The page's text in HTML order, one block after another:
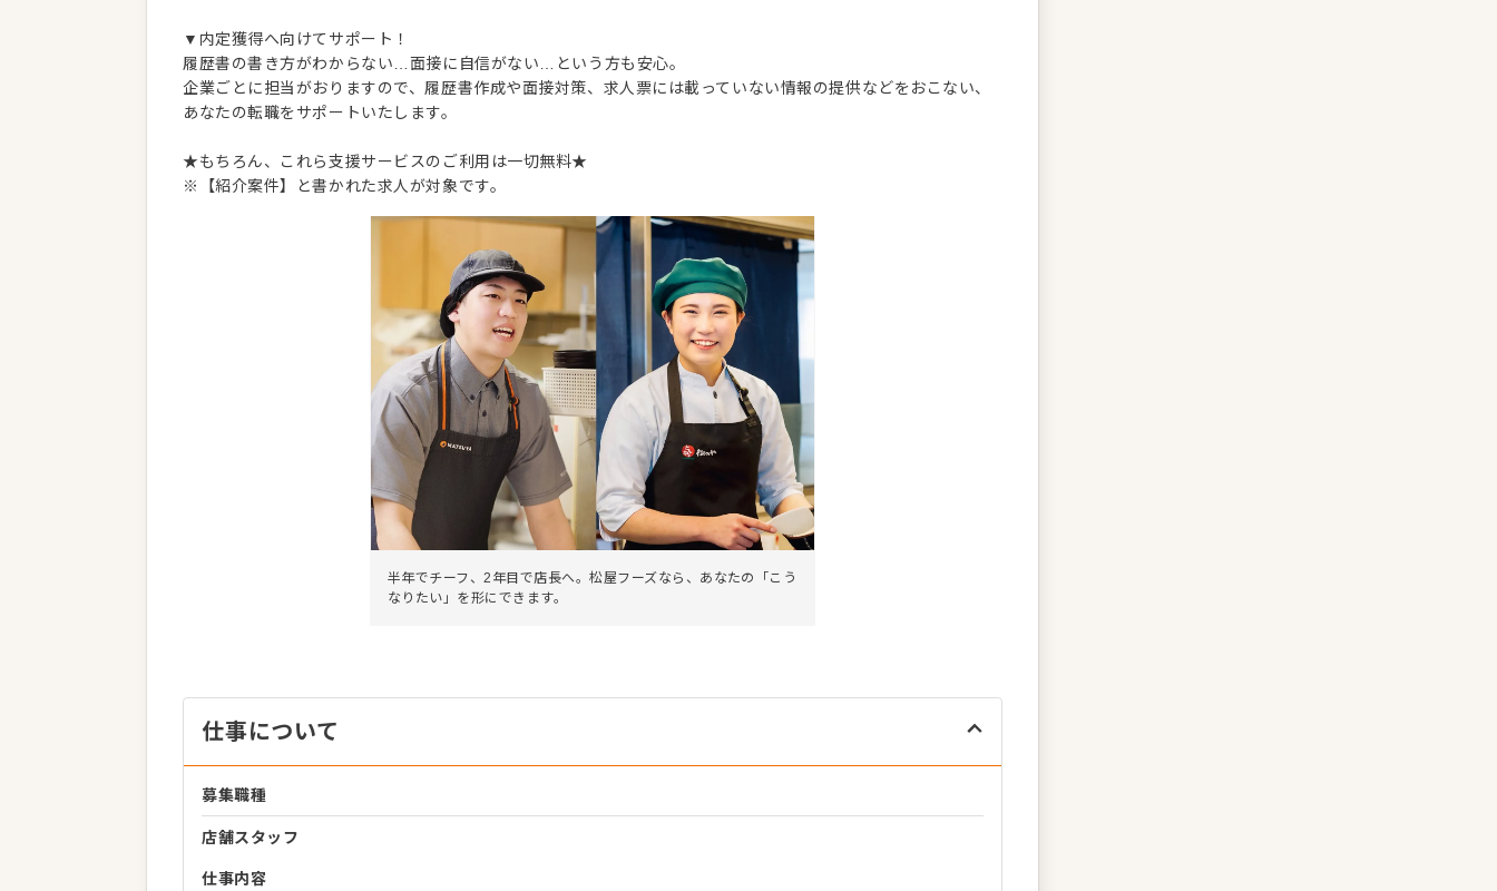
▼内定獲得へ向けてサポート！
履歴書の書き方がわからない…面接に自信がない…という方も安心。
企業ごとに担当がおりますので、履歴書作成や面接対策、求人票には載っていない情報の提供などをおこない、
あなたの転職をサポートいたします。
★もちろん、これら支援サービスのご利用は一切無料★
※【紹介案件】と書かれた求人が対象です。
半年でチーフ、2年目で店長へ。松屋フーズなら、あなたの「こう
なりたい」を形にできます。
仕事について
募集職種
店舗スタッフ
仕事内容